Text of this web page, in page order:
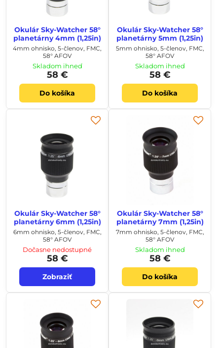
Okulár Sky-Watcher 58°
planetárny 4mm (1,25in)
4mm ohnisko, 5-členov, FMC,
58° AFOV
Skladom ihneď
58 €
Do košíka
Okulár Sky-Watcher 58°
planetárny 5mm (1,25in)
5mm ohnisko, 5-členov, FMC,
58° AFOV
Skladom ihneď
58 €
Do košíka
Okulár Sky-Watcher 58°
planetárny 6mm (1,25in)
6mm ohnisko, 5-členov, FMC,
58° AFOV
Dočasne nedostupné
58 €
Zobraziť
Okulár Sky-Watcher 58°
planetárny 7mm (1,25in)
7mm ohnisko, 5-členov, FMC,
58° AFOV
Skladom ihneď
58 €
Do košíka